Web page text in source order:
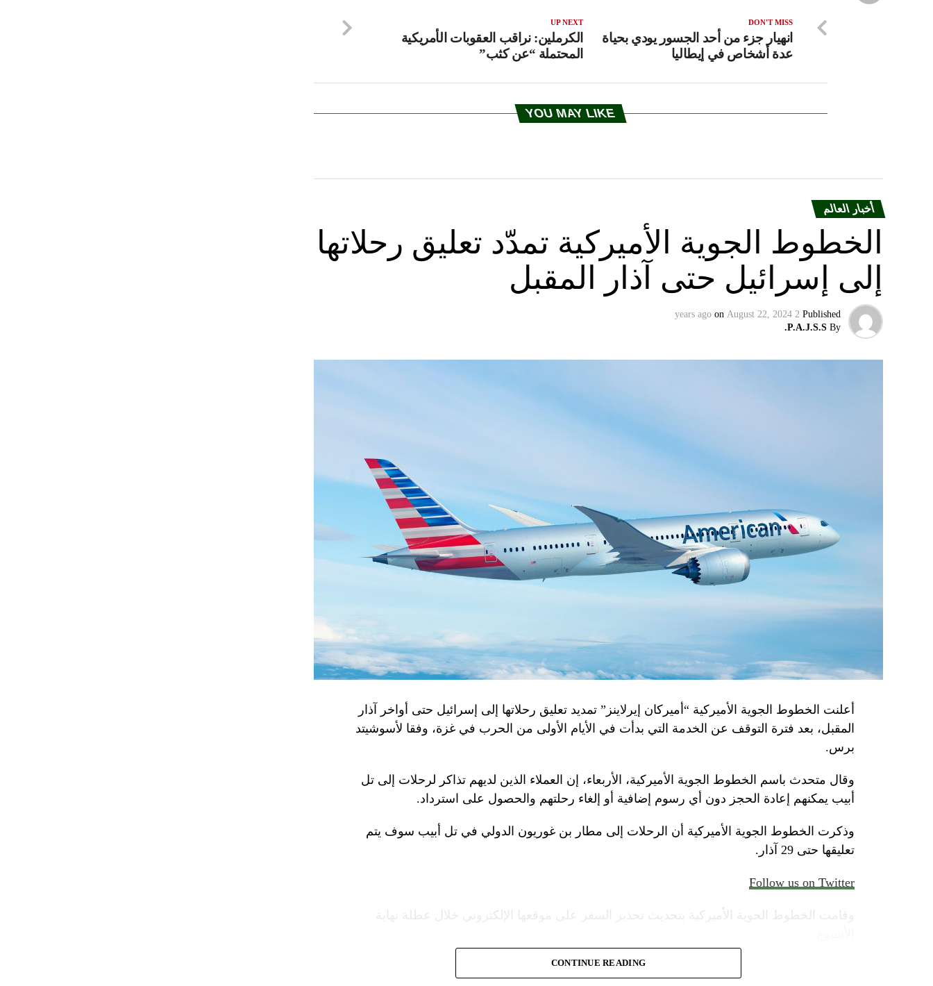
UP NEXT
الكرملين: نراقب العقوبات الأمريكية
المحتملة “عن كثب”
DON'T MISS
انهيار جزء من أحد الجسور يودي بحياة
عدة أشخاص في إيطاليا
YOU MAY LIKE
أخبار العالم
الخطوط الجوية الأميركية تمدّد تعليق رحلاتها
إلى إسرائيل حتى آذار المقبل
Published
2 years ago
on August 22, 2024
By
P.A.J.S.S.
أعلنت الخطوط الجوية الأميركية “أميركان إيرلاينز” تمديد تعليق رحلاتها إلى إسرائيل حتى أواخر آذار
المقبل، بعد فترة التوقف عن الخدمة التي بدأت في الأيام الأولى من الحرب في غزة، وفقا لأسوشيتد
برس.
وقال متحدث باسم الخطوط الجوية الأميركية، الأربعاء، إن العملاء الذين لديهم تذاكر لرحلات إلى تل
أبيب يمكنهم إعادة الحجز دون أي رسوم إضافية أو إلغاء رحلتهم والحصول على استرداد.
وذكرت الخطوط الجوية الأميركية أن الرحلات إلى مطار بن غوريون الدولي في تل أبيب سوف يتم
تعليقها حتى 29 آذار.
Follow us on Twitter
وقامت الخطوط الجوية الأميركية بتحديث تحذير السفر على موقعها الإلكتروني خلال عطلة نهاية
وأضاف المتحدث “سنواصل العمل بشكل وثيق مع شركات الطيران الشريكة لمساعدة العملاء
CONTINUE READING